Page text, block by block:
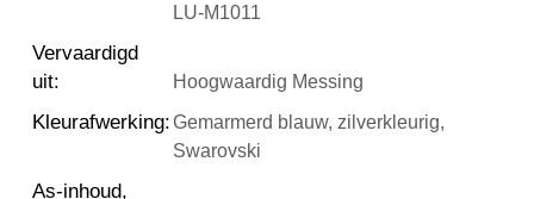
LU-M1011
Vervaardigd
uit: Hoogwaardig Messing
Kleurafwerking:Gemarmerd blauw, zilverkleurig,
Swarovski
As-inhoud,